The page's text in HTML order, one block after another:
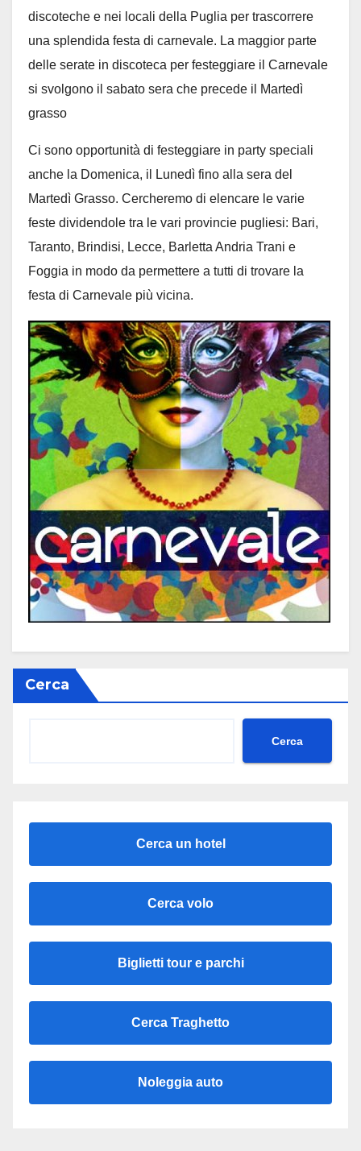
discoteche e nei locali della Puglia per trascorrere
una splendida festa di carnevale. La maggior parte
delle serate in discoteca per festeggiare il Carnevale
si svolgono il sabato sera che precede il Martedì
grasso
Ci sono opportunità di festeggiare in party speciali
anche la Domenica, il Lunedì fino alla sera del
Martedì Grasso. Cercheremo di elencare le varie
feste dividendole tra le vari provincie pugliesi: Bari,
Taranto, Brindisi, Lecce, Barletta Andria Trani e
Foggia in modo da permettere a tutti di trovare la
festa di Carnevale più vicina.
Cerca
Cerca
Cerca un hotel
Cerca volo
Biglietti tour e parchi
Cerca Traghetto
Noleggia auto